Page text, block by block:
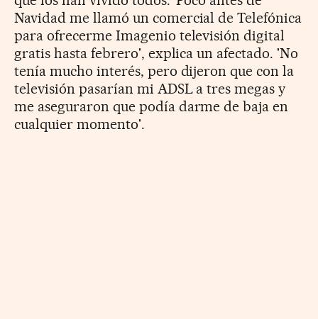
Navidad me llamó un comercial de Telefónica
para ofrecerme Imagenio televisión digital
gratis hasta febrero', explica un afectado. 'No
tenía mucho interés, pero dijeron que con la
televisión pasarían mi ADSL a tres megas y
me aseguraron que podía darme de baja en
cualquier momento'.